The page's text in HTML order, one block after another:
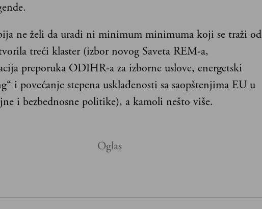
ne želi da uradi ni minimum minimuma koji se traži od
treći klaster (izbor novog Saveta REM-a,
preporuka ODIHR-a za izborne uslove, energetski
i povećanje stepena usklađenosti sa saopštenjima EU u
i bezbednosne politike), a kamoli nešto više.